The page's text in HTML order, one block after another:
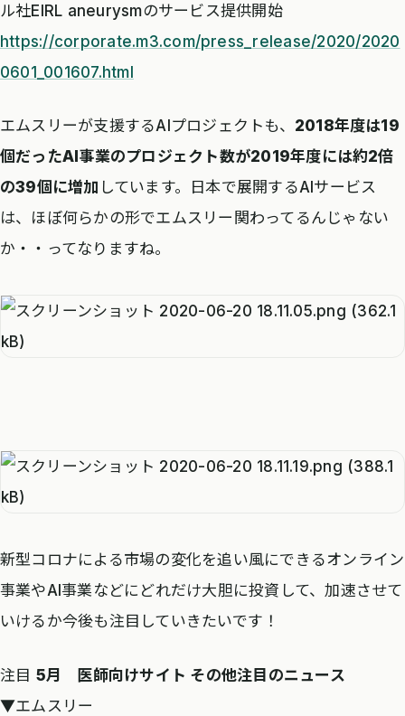
ル社EIRL aneurysmのサービス提供開始
https://corporate.m3.com/press_release/2020/2020
0601_001607.html
エムスリーが支援するAIプロジェクトも、 2018年度は19
個だったAI事業のプロジェクト数が2019年度には約2倍
の39個に増加 しています。日本で展開するAIサービス
は、ほぼ何らかの形でエムスリー関わってるんじゃない
か・・ってなりますね。
新型コロナによる市場の変化を追い風にできるオンライン
事業やAI事業などにどれだけ大胆に投資して、加速させて
いけるか今後も注目していきたいです！
注目 5月 医師向けサイト その他注目のニュース
▼エムスリー